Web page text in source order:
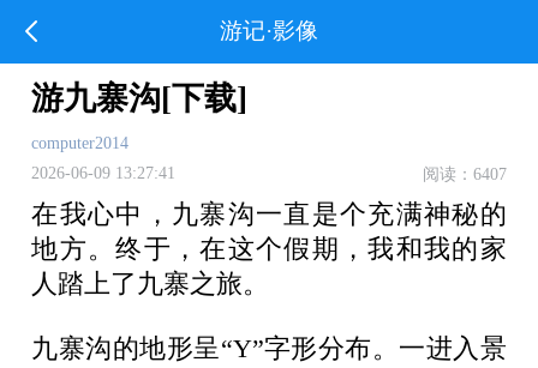
游记·影像
游九寨沟[下载]
computer2014
2026-06-09 13:27:41
阅读：6407
在我心中，九寨沟一直是个充满神秘的
地方。终于，在这个假期，我和我的家
人踏上了九寨之旅。
九寨沟的地形呈“Y”字形分布。一进入景